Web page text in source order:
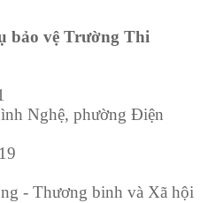
bảo vệ Trường Thi
Nghệ, phường Điện
- Thương binh và Xã hội